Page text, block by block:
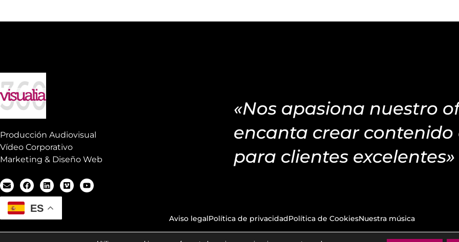
ES
Producción Audiovisual
Vídeo Corporativo
Marketing & Diseño Web
«Nos apasiona nuestro
encanta crear contenido
para clientes excelentes»
Aviso legalPolítica de privacidadPolítica de CookiesNuestra música